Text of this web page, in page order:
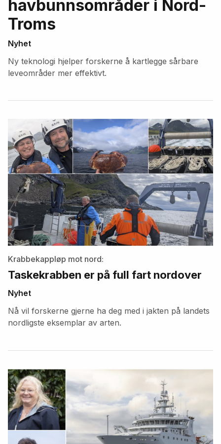
havbunnsområder i Nord-
Troms
Nyhet
Ny teknologi hjelper forskerne å kartlegge sårbare
leveområder mer effektivt.
Krabbekappløp mot nord:
Taskekrabben er på full fart nordover
Nyhet
Nå vil forskerne gjerne ha deg med i jakten på landets
nordligste eksemplar av arten.